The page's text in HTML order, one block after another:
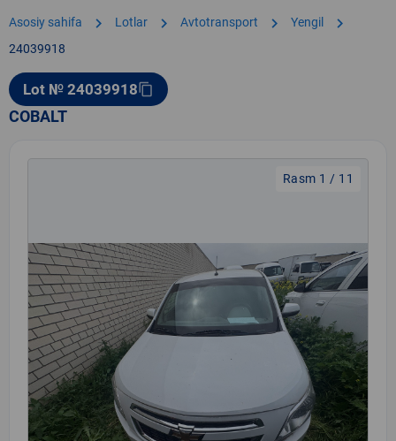
Asosiy sahifa chevron_right Lotlar chevron_right Avtotransport chevron_right Yengil chevron_right
24039918
Lot № 24039918content_copy
COBALT
Rasm 1 / 11